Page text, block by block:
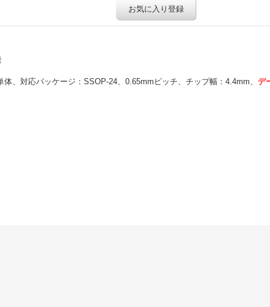
お気に入り登録
体、対応パッケージ：SSOP-24、0.65mmピッチ、チップ幅：4.4mm、 デ